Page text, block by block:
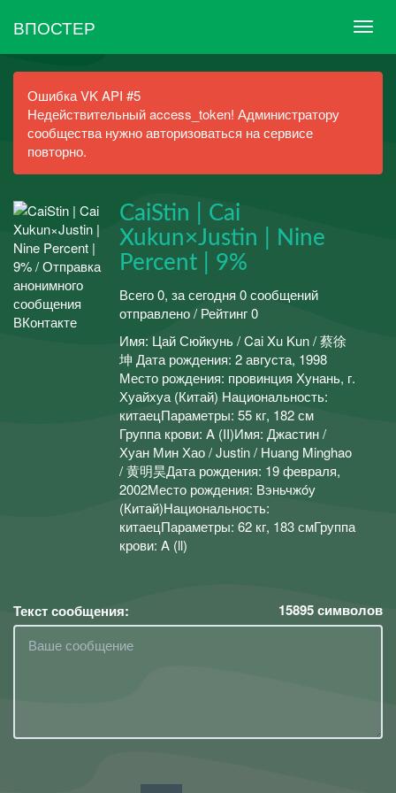
ВПОСТЕР
Ошибка VK API #5
Недействительный access_token! Администратору
сообщества нужно авторизоваться на сервисе
повторно.
CaiStin | Cai
Xukun×Justin | Nine
Percent | 9%
Всего 0, за сегодня 0 сообщений
отправлено / Рейтинг 0
Имя: Цай Сюйкунь / Cai Xu Kun / 蔡徐
坤 Дата рождения: 2 августа, 1998
Место рождения: провинция Хунань, г.
Хуайхуа (Китай) Национальность:
китаецПараметры: 55 кг, 182 см
Группа крови: A (II)Имя: Джастин /
Хуан Мин Хао / Justin / Huang Minghao
/ 黄明昊Дата рождения: 19 февраля,
2002Место рождения: Вэньчжóу
(Китай)Национальность:
китаецПараметры: 62 кг, 183 смГруппа
крови: A (ll)
Текст сообщения: 15895символов